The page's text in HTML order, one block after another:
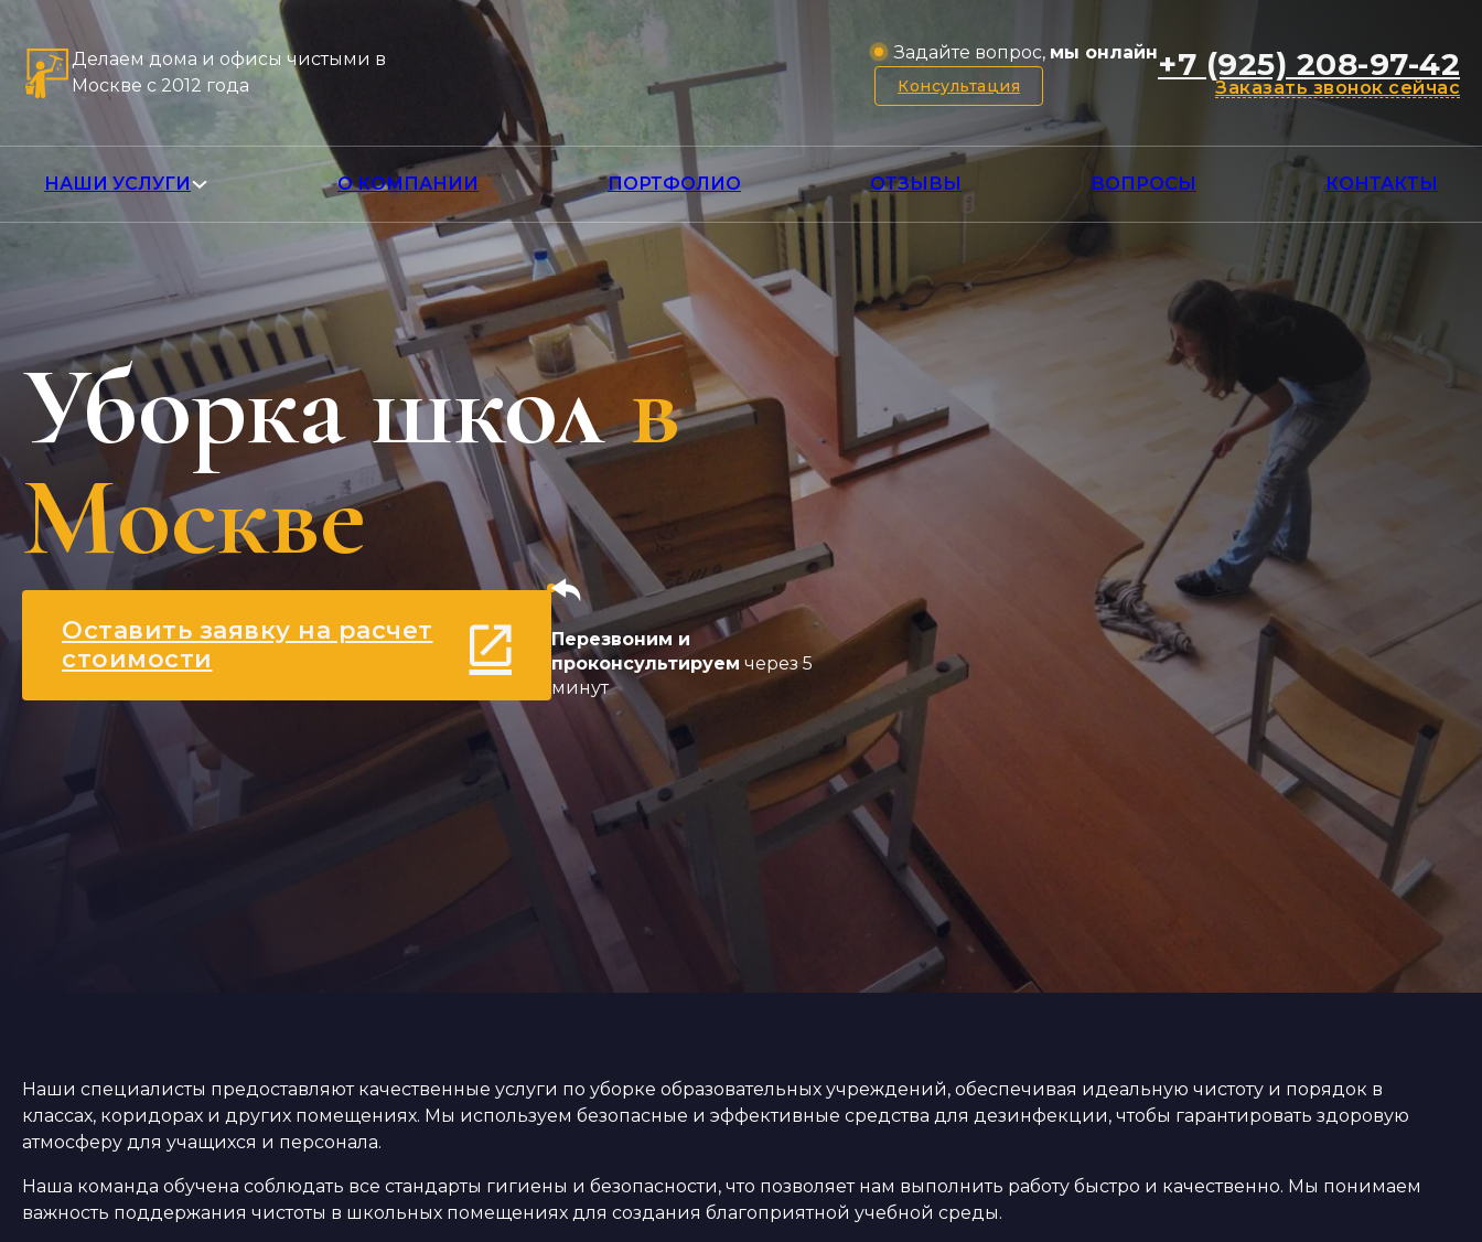
Делаем дома и офисы чистыми в
Москве с 2012 года
Задайте вопрос, мы онлайн
Консультация
+7 (925) 208-97-42
Заказать звонок сейчас
НАШИ УСЛУГИ О КОМПАНИИ ПОРТФОЛИО ОТЗЫВЫ ВОПРОСЫ КОНТАКТЫ
Уборка школв
Москве
Оставить заявку на расчет
стоимости
Перезвоним и
проконсультируем через 5
минут
Наши специалисты предоставляют качественные услуги по уборке образовательных учреждений, обеспечивая идеальную чистоту и порядок в
классах, коридорах и других помещениях. Мы используем безопасные и эффективные средства для дезинфекции, чтобы гарантировать здоровую
атмосферу для учащихся и персонала.
Наша команда обучена соблюдать все стандарты гигиены и безопасности, что позволяет нам выполнить работу быстро и качественно. Мы понимаем
важность поддержания чистоты в школьных помещениях для создания благоприятной учебной среды.